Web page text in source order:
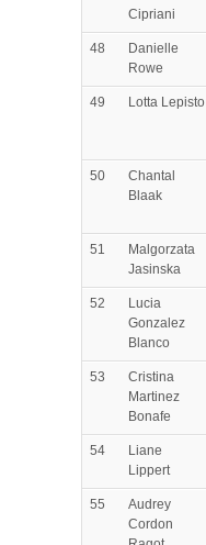
Cipriani
48
Danielle
Rowe
49 Lotta Lepisto
50
Chantal
Blaak
51
Malgorzata
Jasinska
52
Lucia
Gonzalez
Blanco
53
Cristina
Martinez
Bonafe
54
Liane
Lippert
55
Audrey
Cordon